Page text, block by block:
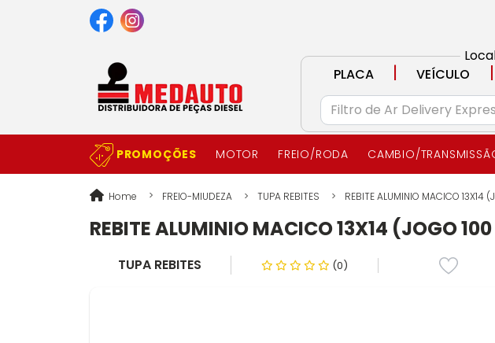
PLACA
| VEÍCULO |
PROMOÇÕES MOTOR FREIO/RODA CAMBIO/
Home FREIO-MIUDEZA TUPA REBITES REBITE ALUMINIO MACICO 13X14
REBITE ALUMINIO MACICO 13X14 (JOGO
TUPA REBITES (0)